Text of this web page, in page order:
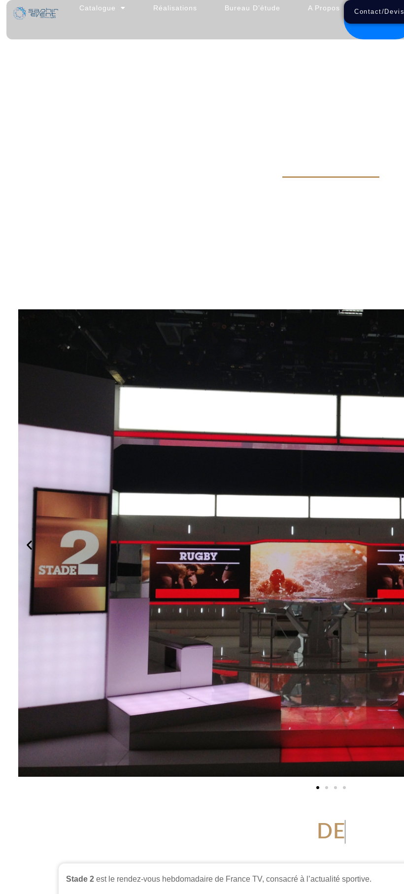
Catalogue Réalisations Bureau D’étude A Propos Contact/Devis
13 À
Stade 2 est le rendez-vous hebdomadaire de France TV, consacré à l’actualité sportive.